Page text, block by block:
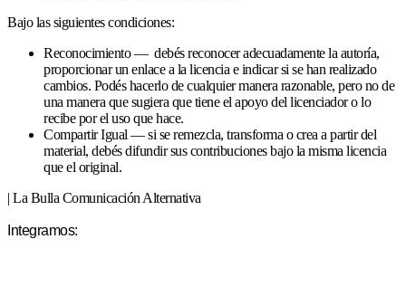
Bajo las siguientes condiciones:
Reconocimiento — debés reconocer adecuadamente la autoría,
proporcionar un enlace a la licencia e indicar si se han realizado
cambios. Podés hacerlo de cualquier manera razonable, pero no de
una manera que sugiera que tiene el apoyo del licenciador o lo
recibe por el uso que hace.
Compartir Igual — si se remezcla, transforma o crea a partir del
material, debés difundir sus contribuciones bajo la misma licencia
que el original.
| La Bulla Comunicación Alternativa
Integramos: